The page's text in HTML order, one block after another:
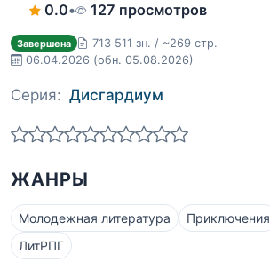
0.0• 127 просмотров
Завершена
713 511 зн. / ~269 стр.
06.04.2026 (обн. 05.08.2026)
Серия: Дисгардиум
ЖАНРЫ
Молодежная литература Приключения
ЛитРПГ